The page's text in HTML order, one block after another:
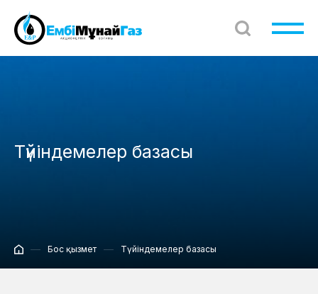
Түйіндемелер базасы
Бос қызмет Түйіндемелер базасы